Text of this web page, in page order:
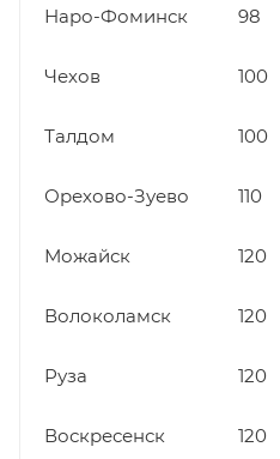
Наро-Фоминск 98
Чехов 100
Талдом 100
Орехово-Зуево 110
Можайск 120
Волоколамск 120
Руза 120
Воскресенск 120